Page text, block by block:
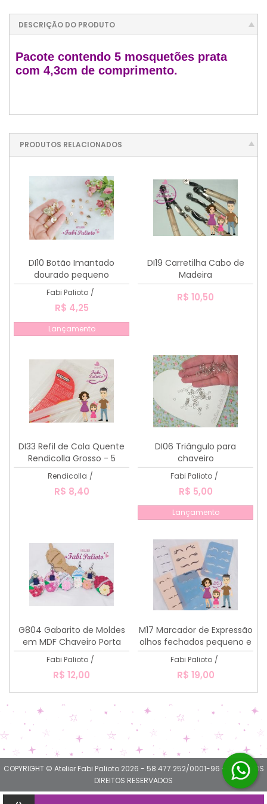
DESCRIÇÃO DO PRODUTO
Pacote contendo 5 mosquetões prata
com 4,3cm de comprimento.
PRODUTOS RELACIONADOS
DI10 Botão Imantado
dourado pequeno
Fabi Palioto /
R$ 4,25
Lançamento
DI19 Carretilha Cabo de
Madeira
R$ 10,50
DI33 Refil de Cola Quente
Rendicolla Grosso - 5
unidades
Rendicolla /
R$ 8,40
DI06 Triângulo para
chaveiro
Fabi Palioto /
R$ 5,00
Lançamento
G804 Gabarito de Moldes
em MDF Chaveiro Porta
Álcool em Gel
Fabi Palioto /
R$ 12,00
M17 Marcador de Expressão
olhos fechados pequeno e
grande
Fabi Palioto /
R$ 19,00
COPYRIGHT © Atelier Fabi Palioto 2026 - 58.477.252/0001-96 - TODOS OS
DIREITOS RESERVADOS